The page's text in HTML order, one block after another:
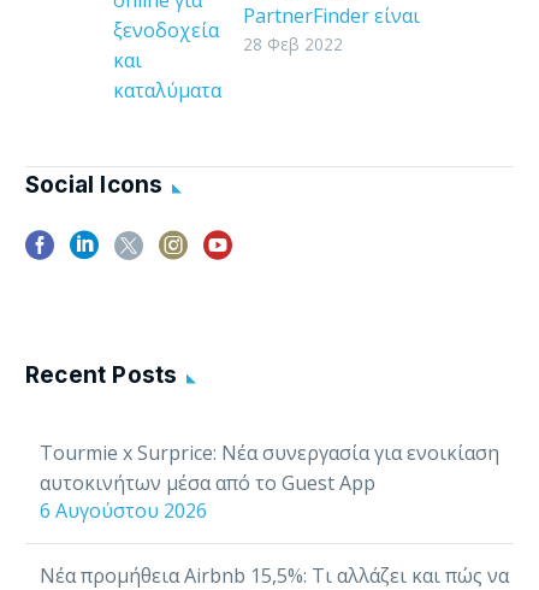
PartnerFinder είναι
πλέον διαθέσιμο!
καταλύματα Το
28 Φεβ 2022
Social Icons
Recent Posts
Tourmie x Surprice: Νέα συνεργασία για ενοικίαση
αυτοκινήτων μέσα από το Guest App
6 Αυγούστου 2026
Νέα προμήθεια Airbnb 15,5%: Τι αλλάζει και πώς να